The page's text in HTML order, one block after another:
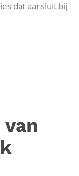
dat aansluit bij
van